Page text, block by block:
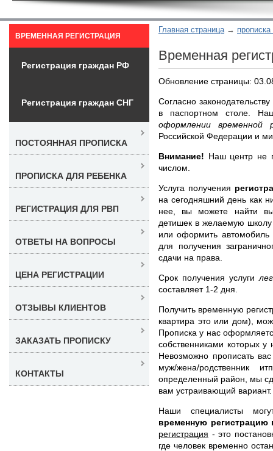
Главная страница
Временная
Обновление страницы:
Согласно
в паспортном столе.
оформлении временной
Российской Федерации и
Внимание! Наш центр не
числом.
Услуга получения
на сегодняшний день как
нее, вы можете найти
детишек в желаемую школу
или оформить
для получения
сдачи на права.
Срок получения услуги
составляет 1-2 дня.
Получить временную
квартира это или дом),
Прописка у нас
собственниками которых
Невозможно прописать
муж/жена/родственник
определенный район, мы
вам устраивающий вариант.
Наши специалисты
временную регистрацию
регистрация - это
где человек временно
ВРЕМЕННАЯ РЕГИСТРАЦИЯ
Регистрация граждан РФ
Регистрация граждан СНГ
ПОСТОЯННАЯ ПРОПИСКА
ПРОПИСКА ДЛЯ РЕБЕНКА
РЕГИСТРАЦИЯ ДЛЯ РВП
ОТВЕТЫ НА ВОПРОСЫ
ЦЕНА РЕГИСТРАЦИИ
ОТЗЫВЫ КЛИЕНТОВ
ЗАКАЗАТЬ ПРОПИСКУ
КОНТАКТЫ